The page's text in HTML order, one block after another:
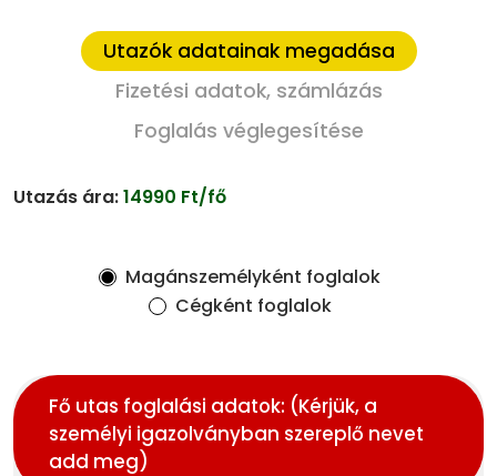
Utazók adatainak megadása
Fizetési adatok, számlázás
Foglalás véglegesítése
Utazás ára:14990 Ft/fő
Magánszemélyként foglalok
Cégként foglalok
Fő utas foglalási adatok: (Kérjük, a
személyi igazolványban szereplő nevet
add meg)